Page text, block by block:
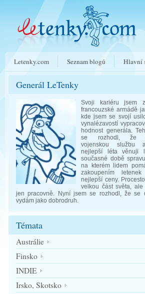
Letenky.com Seznam blogů Hlavní
Generál LeTenky
Svoji kariéru jsem
francouzské armádě
kde jsem se svojí
vynalézavostí
hodnost generála.
se rozhodl, že
vojenskou službu
nejlepší léta věnuji
současné době
na kterém lidem
zakoupením
nejlepší ceny.
velkou část světa, ale
jen pracovně. Nyní jsem se rozhodl, že se
vydám jako dobrodruh.
Témata
Austrálie
Finsko
INDIE
Irsko, Skotsko